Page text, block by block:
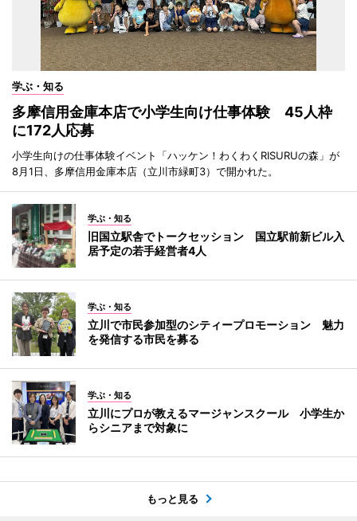
学ぶ・知る
多摩信用金庫本店で小学生向け仕事体験 45人枠
に172人応募
小学生向けの仕事体験イベント「ハッケン！わくわくRISURUの森」が
8月1日、多摩信用金庫本店（立川市緑町3）で開かれた。
学ぶ・知る
旧国立駅舎でトークセッション 国立駅前新ビル入
居予定の若手経営者4人
学ぶ・知る
立川で市民参加型のシティープロモーション 魅力
を発信する市民を募る
学ぶ・知る
立川にプロが教えるマージャンスクール 小学生か
らシニアまで対象に
もっと見る